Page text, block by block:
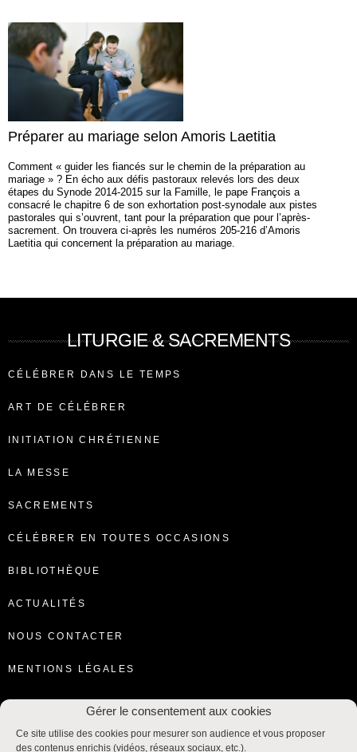
Gérer le consentement aux cookies
Ce site utilise des cookies pour mesurer son audience et vous proposer
des contenus enrichis (vidéos, réseaux sociaux, etc.).
Préparer au mariage selon Amoris Laetitia
Comment « guider les fiancés sur le chemin de la préparation au
mariage » ? En écho aux défis pastoraux relevés lors des deux
étapes du Synode 2014-2015 sur la Famille, le pape François a
consacré le chapitre 6 de son exhortation post-synodale aux pistes
pastorales qui s’ouvrent, tant pour la préparation que pour l’après-
sacrement. On trouvera ci-après les numéros 205-216 d’Amoris
Laetitia qui concernent la préparation au mariage.
LITURGIE & SACREMENTS
CÉLÉBRER DANS LE TEMPS
ART DE CÉLÉBRER
INITIATION CHRÉTIENNE
LA MESSE
SACREMENTS
CÉLÉBRER EN TOUTES OCCASIONS
BIBLIOTHÈQUE
ACTUALITÉS
NOUS CONTACTER
MENTIONS LÉGALES